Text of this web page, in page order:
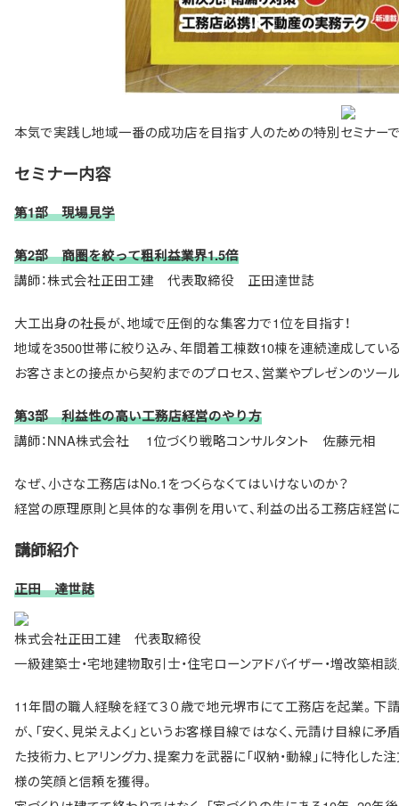
本気で実践し地域一番の成功店を目指す人のための特別セミナー
セミナー内容
第1部 現場見学
第2部商圏を絞って粗利益業界1.5倍
講師：株式会社正田工建 代表取締役 正田達世誌
大工出身の社長が、地域で圧倒的な集客力で1位を目指す！
地域を3500世帯に絞り込み、年間着工棟数10棟を連続達成してい
お客さまとの接点から契約までのプロセス、営業やプレゼンのツー
第3部利益性の高い工務店経営のやり方
講師：NNA株式会社 1位づくり戦略コンサルタント 佐藤元相
なぜ、小さな工務店はNo.1をつくらなくてはいけないのか？
経営の原理原則と具体的な事例を用いて、利益の出る工務店経営
講師紹介
正田 達世誌
株式会社正田工建 代表取締役
一級建築士・宅地建物取引士・住宅ローンアドバイザー・増改築相
11年間の職人経験を経て３０歳で地元堺市にて工務店を起業。下
が、「安く、見栄えよく」というお客様目線ではなく、元請け目線に
た技術力、ヒアリング力、提案力を武器に「収納・動線」に特化した
様の笑顔と信頼を獲得。